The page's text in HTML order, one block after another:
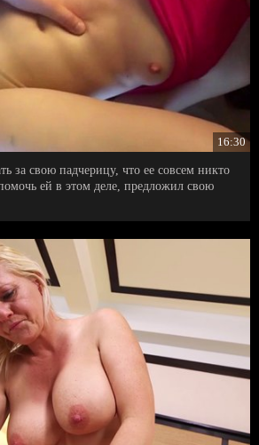
16:30
за свою падчерицу, что ее совсем никто
ей в этом деле, предложил свою